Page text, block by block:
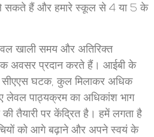
सकते हैं और हमारे स्कूल से 4 या 5 के
खाली समय और अतिरिक्त
अवसर प्रदान करते हैं। आईबी के
सीएएस घटक, कुल मिलाकर अधिक
पाठ्यक्रम का अधिकांश भाग
की तैयारी पर केंद्रित है। हमें लगता है
को आगे बढ़ाने और अपने स्वयं के